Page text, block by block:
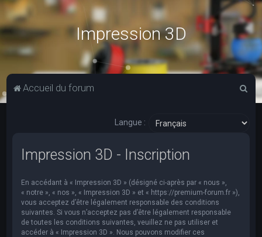
Impression 3D
Accueil du forum
Langue :
Impression 3D - Inscription
En accédant à « Impression 3D » (désigné ci-après par « nous »,
« notre », « nos », « Impression 3D » et « https://premium-forum.fr »),
vous acceptez d’être légalement responsable des conditions
suivantes. Si vous n’acceptez pas d’être légalement responsable
de toutes les conditions suivantes, veuillez ne pas utiliser et
accéder à « Impression 3D ». Nous pouvons modifier ces